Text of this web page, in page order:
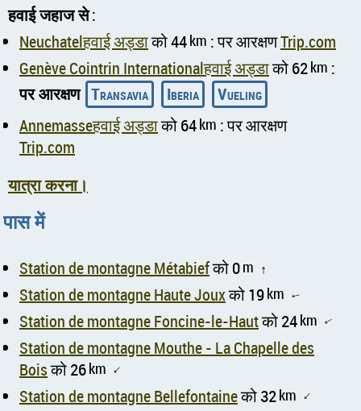
हवाई जहाज से:
Neuchatelहवाई अड्डाको 44km : पर आरक्षणTrip.com
Genève Cointrin Internationalहवाई अड्डाको 62km :
पर आरक्षण Transavia Iberia
Vueling
Annemasseहवाई अड्डाको 64km : पर आरक्षण
Trip.com
यात्रा करना।
पास में
Station de montagne Métabiefको 0m ↑
Station de montagne Haute Jouxको 19km ↑
Station de montagne Foncine-le-Hautको 24km ↑
Station de montagne Mouthe - La Chapelle des
Boisको 26km ↑
Station de montagne Bellefontaineको 32km ↑